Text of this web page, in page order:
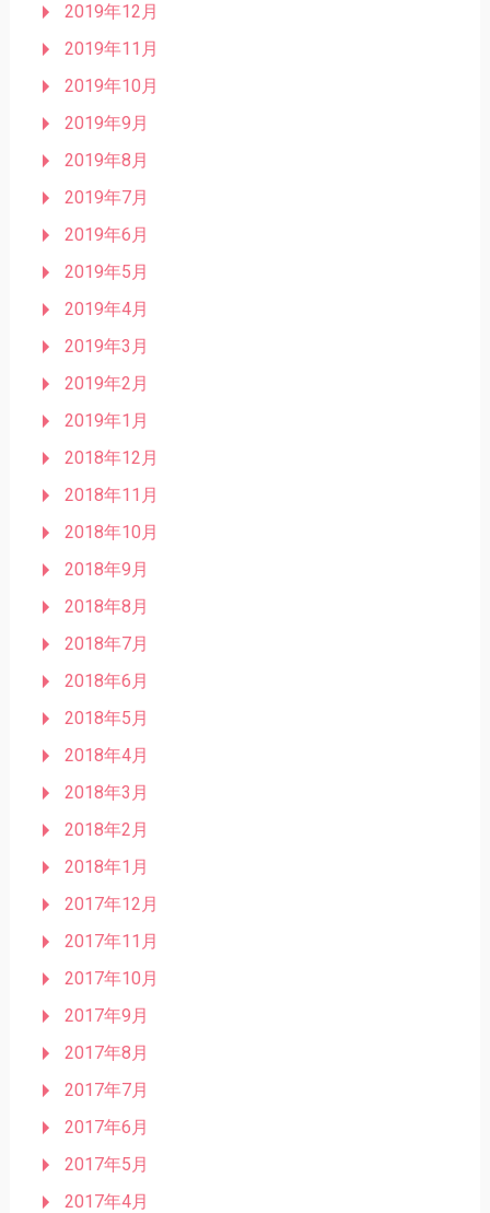
2019年12月
2019年11月
2019年10月
2019年9月
2019年8月
2019年7月
2019年6月
2019年5月
2019年4月
2019年3月
2019年2月
2019年1月
2018年12月
2018年11月
2018年10月
2018年9月
2018年8月
2018年7月
2018年6月
2018年5月
2018年4月
2018年3月
2018年2月
2018年1月
2017年12月
2017年11月
2017年10月
2017年9月
2017年8月
2017年7月
2017年6月
2017年5月
2017年4月